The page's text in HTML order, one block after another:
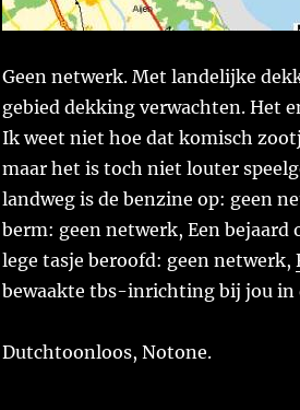
Geen netwerk. Met landelijke
gebied dekking verwachten. Het
Ik weet niet hoe dat komisch
maar het is toch niet louter
landweg is de benzine op: geen
berm: geen netwerk, Een
lege tasje beroofd: geen netwerk,
bewaakte tbs-inrichting bij jou in
Dutchtoonloos, Notone.